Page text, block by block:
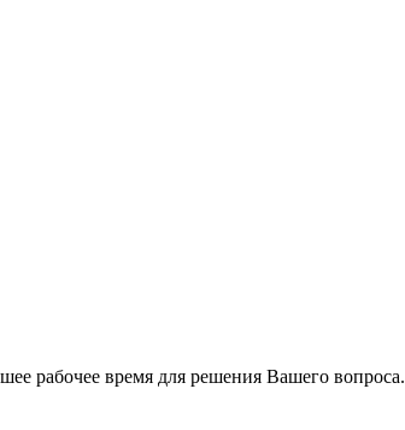
рабочее время для решения Вашего вопроса.